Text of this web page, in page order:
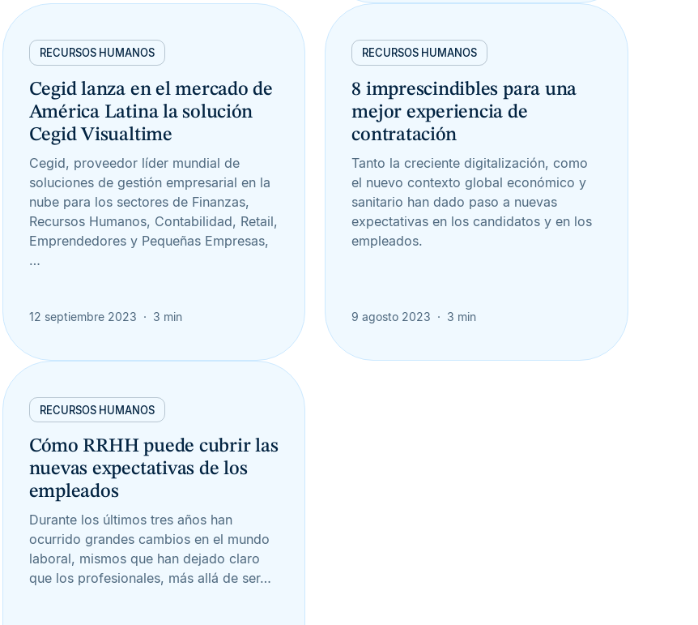
RECURSOS HUMANOS
Cegid lanza en el mercado de
América Latina la solución
Cegid Visualtime
Cegid, proveedor líder mundial de
soluciones de gestión empresarial en la
nube para los sectores de Finanzas,
Recursos Humanos, Contabilidad, Retail,
Emprendedores y Pequeñas Empresas,
…
12 septiembre 2023 3 min
RECURSOS HUMANOS
8 imprescindibles para una
mejor experiencia de
contratación
Tanto la creciente digitalización, como
el nuevo contexto global económico y
sanitario han dado paso a nuevas
expectativas en los candidatos y en los
empleados.
9 agosto 2023 3 min
RECURSOS HUMANOS
Cómo RRHH puede cubrir las
nuevas expectativas de los
empleados
Durante los últimos tres años han
ocurrido grandes cambios en el mundo
laboral, mismos que han dejado claro
que los profesionales, más allá de ser…